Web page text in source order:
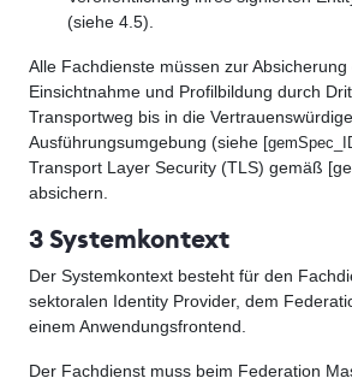
(siehe 4.5).
Alle Fachdienste müssen zur
Einsichtnahme und Profilbildung durch
Transportweg bis in die Vertrauenswürdige
Ausführungsumgebung (siehe [
Transport Layer Security (TLS) gemäß
absichern.
3 Systemkontext
Der Systemkontext besteht für den
sektoralen Identity Provider, dem
einem Anwendungsfrontend.
Der Fachdienst muss beim Federation